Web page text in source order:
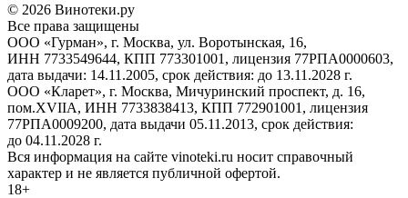
© 2026 Винотеки.ру
Все права защищены
ООО «Гурман», г. Москва, ул. Воротынская, 16,
ИНН 7733549644, КПП 773301001, лицензия 77РПА0000603,
дата выдачи: 14.11.2005, срок действия: до 13.11.2028 г.
ООО «Кларет», г. Москва, Мичуринский проспект, д. 16,
пом.XVIIA, ИНН 7733838413, КПП 772901001, лицензия
77РПА0009200, дата выдачи 05.11.2013, срок действия:
до 04.11.2028 г.
Вся информация на сайте vinoteki.ru носит справочный
характер и не является публичной офертой.
18+